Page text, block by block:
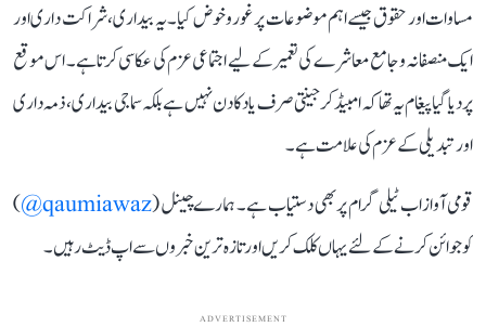
مساوات اور حقوق جیسے اہم موضوعات پر غور و خوض کیا۔ یہ بیداری، شراکت داری اور
ایک منصفانہ و جامع معاشرے کی تعمیر کے لیے اجتماعی عزم کی عکاسی کرتا ہے۔ اس موقع
پر دیا گیا پیغام یہ تھا کہ امبیڈکر جینتی صرف یاد کا دن نہیں ہے بلکہ سماجی بیداری، ذمہ داری
اور تبدیلی کے عزم کی علامت ہے۔
قومی آواز اب ٹیلی گرام پر بھی دستیاب ہے۔ ہمارے چینل (qaumiawaz@
)
کو جوائن کرنے کے لئے یہاں کلک کریں اور تازہ ترین خبروں سے اپ ڈیٹ رہیں۔
ADVERTISEMENT